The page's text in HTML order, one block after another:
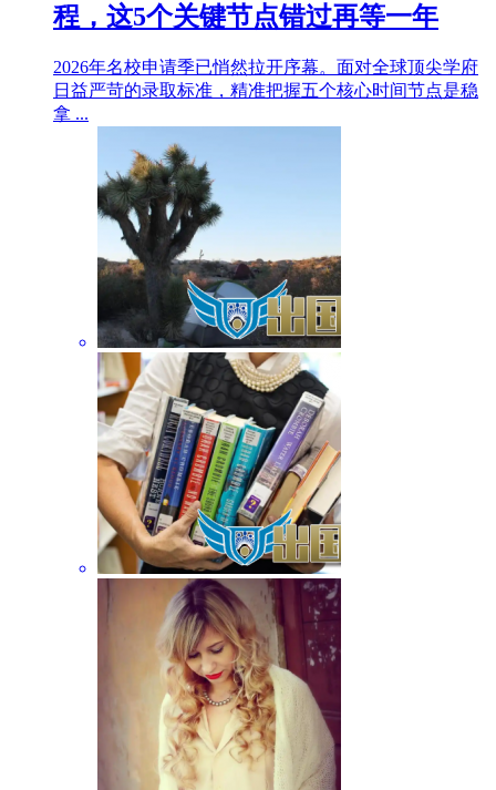
程，这5个关键节点错过再等一年
2026年名校申请季已悄然拉开序幕。面对全球顶尖学府
日益严苛的录取标准，精准把握五个核心时间节点是稳
拿 ...